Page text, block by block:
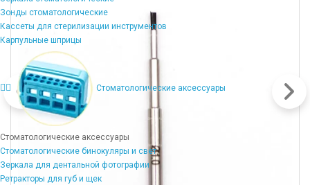
Зонды стоматологические
Кассеты для стерилизации инструментов
Карпульные шприцы
Стоматологические аксессуары
Стоматологические аксессуары
Стоматологические бинокуляры и свет
Зеркала для дентальной фотографии
Ретракторы для губ и щек